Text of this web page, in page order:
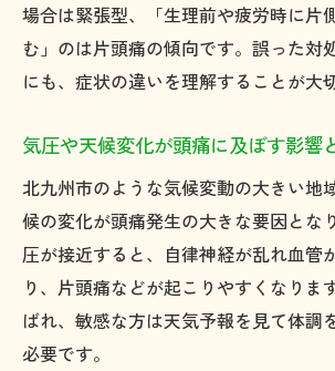
場合は緊張型、「生理前や疲労時に片
む」のは片頭痛の傾向です。誤った対
にも、症状の違いを理解することが大
気圧や天候変化が頭痛に及ぼす影響
北九州市のような気候変動の大きい地
候の変化が頭痛発生の大きな要因とな
圧が接近すると、自律神経が乱れ血管
り、片頭痛などが起こりやすくなりま
ばれ、敏感な方は天気予報を見て体調
必要です。